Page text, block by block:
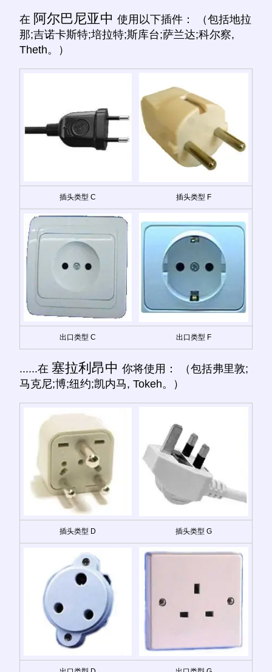
在 阿尔巴尼亚中 使用以下插件： （包括地拉
那;吉诺卡斯特;培拉特;斯库台;萨兰达;科尔察,
Theth。）
插头类型 C 插头类型 F
出口类型 C 出口类型 F
......在 塞拉利昂中 你将使用： （包括弗里敦;
马克尼;博;纽约;凯内马, Tokeh。）
插头类型 D 插头类型 G